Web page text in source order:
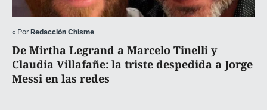
« PorRedacción Chisme
De Mirtha Legrand a Marcelo Tinelli y
Claudia Villafañe: la triste despedida a Jorge
Messi en las redes